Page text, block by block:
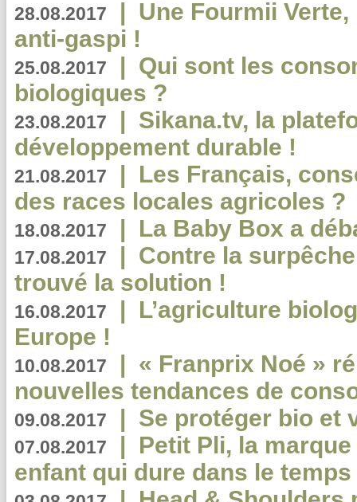
28.08.2017 | Une Fourmii
anti-gaspi !
25.08.2017 | Qui sont les
biologiques ?
23.08.2017 | Sikana.tv, la
développement durable !
21.08.2017 | Les Français,
des races locales agricoles ?
18.08.2017 | La Baby Box a
17.08.2017 | Contre la
trouvé la solution !
16.08.2017 | L’agriculture
Europe !
10.08.2017 | « Franprix Noé »
nouvelles tendances de
09.08.2017 | Se protéger bio et
07.08.2017 | Petit Pli, la
enfant qui dure dans le temps